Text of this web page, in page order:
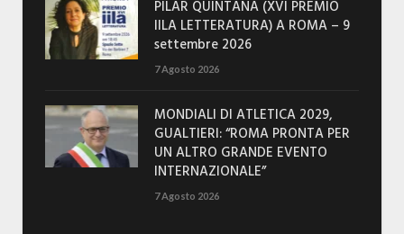
PILAR QUINTANA (XVI PREMIO
IILA LETTERATURA) A ROMA – 9
settembre 2026
7 Agosto 2026
MONDIALI DI ATLETICA 2029,
GUALTIERI: “ROMA PRONTA PER
UN ALTRO GRANDE EVENTO
INTERNAZIONALE”
7 Agosto 2026